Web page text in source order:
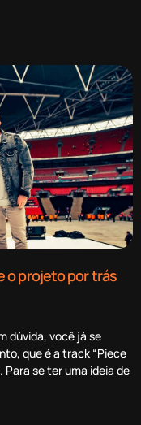
o projeto por trás
dúvida, você já se
que é a track “Piece
Para se ter uma ideia de